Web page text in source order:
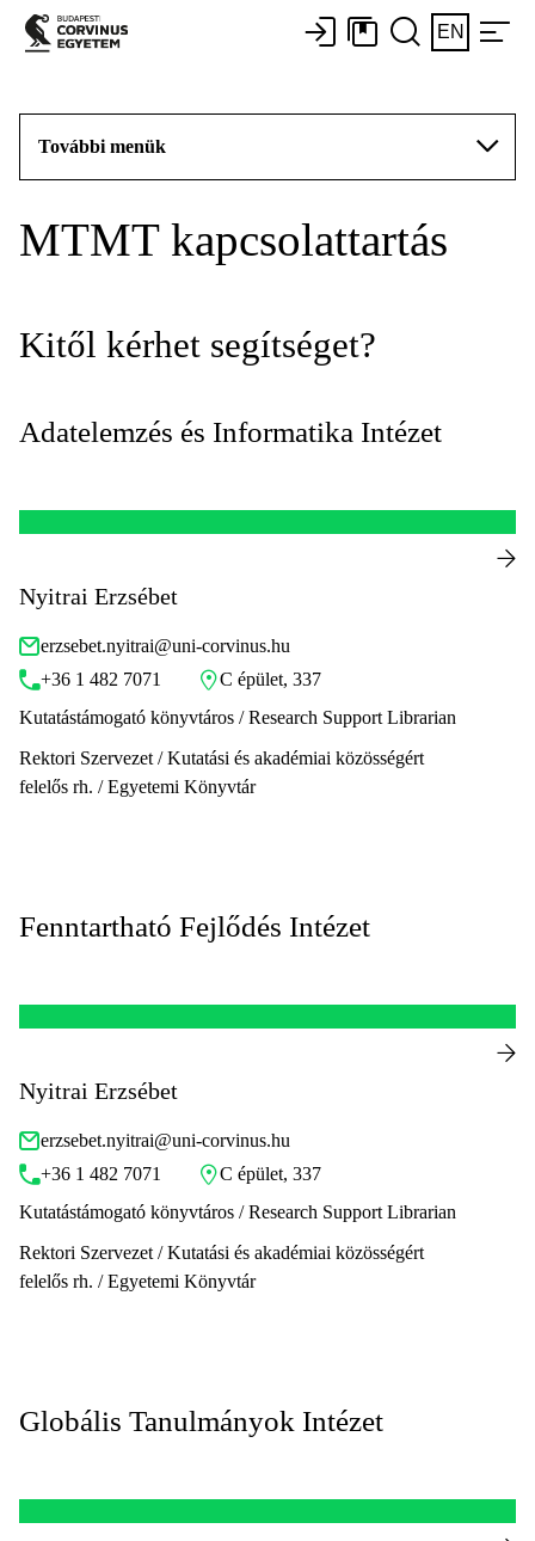
EN
További menük
MTMT kapcsolattartás
Kitől kérhet segítséget?
Adatelemzés és Informatika Intézet
Nyitrai Erzsébet
erzsebet.nyitrai@uni-corvinus.hu
+36 1 482 7071
C épület, 337
Kutatástámogató könyvtáros / Research Support Librarian
Rektori Szervezet / Kutatási és akadémiai közösségért
felelős rh. / Egyetemi Könyvtár
Fenntartható Fejlődés Intézet
Nyitrai Erzsébet
erzsebet.nyitrai@uni-corvinus.hu
+36 1 482 7071
C épület, 337
Kutatástámogató könyvtáros / Research Support Librarian
Rektori Szervezet / Kutatási és akadémiai közösségért
felelős rh. / Egyetemi Könyvtár
Globális Tanulmányok Intézet